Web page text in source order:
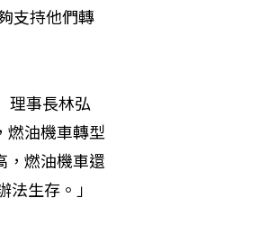
支持他們轉
理事長林弘
燃油機車轉型
，燃油機車還
生存。」